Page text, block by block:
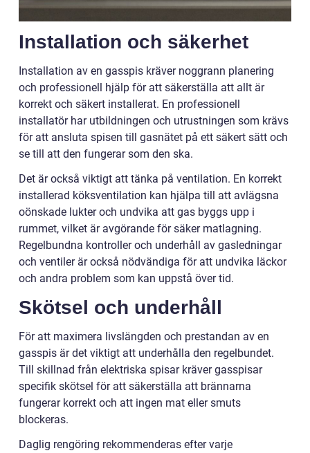
Installation och säkerhet
Installation av en gasspis kräver noggrann planering
och professionell hjälp för att säkerställa att allt är
korrekt och säkert installerat. En professionell
installatör har utbildningen och utrustningen som krävs
för att ansluta spisen till gasnätet på ett säkert sätt och
se till att den fungerar som den ska.
Det är också viktigt att tänka på ventilation. En korrekt
installerad köksventilation kan hjälpa till att avlägsna
oönskade lukter och undvika att gas byggs upp i
rummet, vilket är avgörande för säker matlagning.
Regelbundna kontroller och underhåll av gasledningar
och ventiler är också nödvändiga för att undvika läckor
och andra problem som kan uppstå över tid.
Skötsel och underhåll
För att maximera livslängden och prestandan av en
gasspis är det viktigt att underhålla den regelbundet.
Till skillnad från elektriska spisar kräver gasspisar
specifik skötsel för att säkerställa att brännarna
fungerar korrekt och att ingen mat eller smuts
blockeras.
Daglig rengöring rekommenderas efter varje